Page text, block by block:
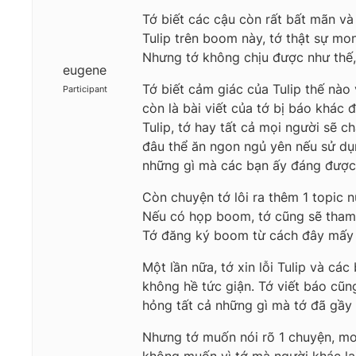
eugene
Participant
Tớ biết các cậu còn rất bất mãn
Tulip trên boom này, tớ thật sự
Nhưng tớ không chịu được như
Tớ biết cảm giác của Tulip thế
còn là bài viết của tớ bị báo khác
Tulip, tớ hay tất cả mọi người sẽ
đâu thể ăn ngon ngủ yên nếu sử
những gì mà các bạn ấy đáng
Còn chuyện tớ lôi ra thêm 1 topic
Nếu có họp boom, tớ cũng sẽ
Tớ đăng ký boom từ cách đây
Một lần nữa, tớ xin lỗi Tulip và
không hề tức giận. Tớ viết báo
hỏng tất cả những gì mà tớ đã gầy
Nhưng tớ muốn nói rõ 1 chuyện,